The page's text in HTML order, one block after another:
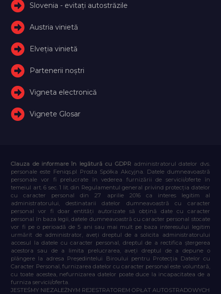
Slovenia - evitați autostrăzile
Austria vinietă
Elveţia vinietă
Partenerii noștri
Vigneta electronică
Vignete Glosar
Clauza de informare în legătură cu GDPR administratorul datelor dvs.
personale este Feniqs.pl Prosta Spółka Akcyjna. Datele dumneavoastră
personale vor fi prelucrate în vederea furnizării de servicii/oferte în
temeiul art. 6 sec. 1 lit. din Regulamentul general privind protecția datelor
cu caracter personal din 27 aprilie 2016 ca interes legitim al
administratorului, destinatarii datelor dumneavoastră cu caracter
personal vor fi doar entități autorizate să obțină date cu caracter
personal în baza legii, datele dumneavoastră cu caracter personal stocate
vor fi pe o perioadă de 5 ani sau mai mult pe baza interesului legitim
urmărit de administrator, aveți dreptul de a solicita administratorului
accesul la datele cu caracter personal, dreptul de a rectifica ștergerea
acestora sau de a limita prelucrarea, aveți dreptul de a depune o
plângere la adresa Președintelui Biroului pentru Protecția Datelor cu
Caracter Personal, furnizarea datelor cu caracter personal este voluntară,
cu toate acestea, nefurnizarea datelor poate duce la incapacitatea de a
furniza servicii/oferta.
JESTEŚMY NIEZALEŻNYM REJESTRATOREM OPŁAT AUTOSTRADOWYCH